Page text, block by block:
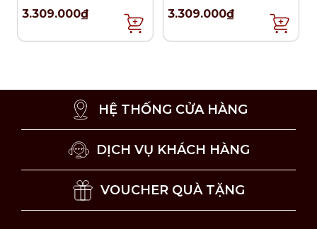
3.309.000₫ 3.309.000₫
HỆ THỐNG CỬA HÀNG
DỊCH VỤ KHÁCH HÀNG
VOUCHER QUÀ TẶNG